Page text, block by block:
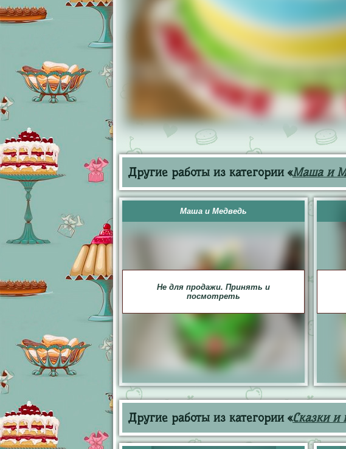
Другие работы из категории «Маша и
Маша и Медведь
Не для продажи. Принять и
посмотреть
Другие работы из категории «Сказки и